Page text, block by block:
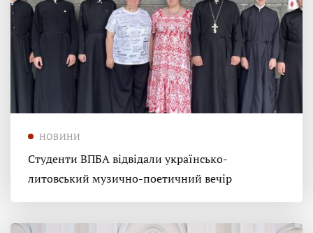
НОВИНИ
Студенти ВПБА відвідали українсько-
литовський музично-поетичний вечір